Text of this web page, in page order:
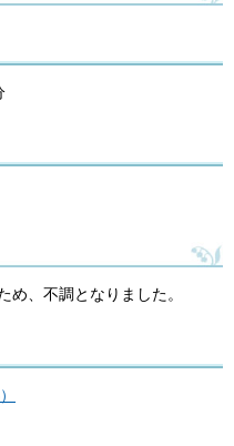
め、不調となりました。